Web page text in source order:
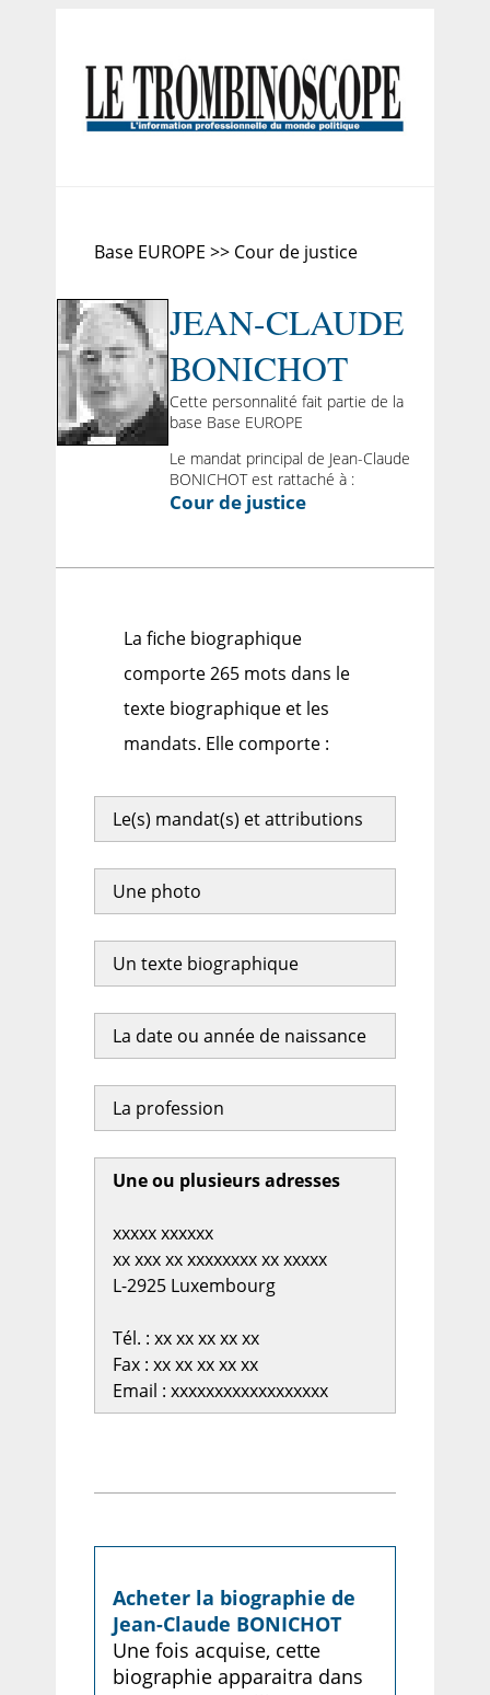
Base EUROPE >> Cour de justice
JEAN-CLAUDE
BONICHOT
Cette personnalité fait partie de la
base Base EUROPE
Le mandat principal de Jean-Claude
BONICHOT est rattaché à :
Cour de justice
La fiche biographique
comporte 265 mots dans le
texte biographique et les
mandats. Elle comporte :
Le(s) mandat(s) et attributions
Une photo
Un texte biographique
La date ou année de naissance
La profession
Une ou plusieurs adresses
xxxxx xxxxxx
xx xxx xx xxxxxxxx xx xxxxx
L-2925 Luxembourg
Tél. : xx xx xx xx xx
Fax : xx xx xx xx xx
Email : xxxxxxxxxxxxxxxxxx
Acheter la biographie de
Jean-Claude BONICHOT
Une fois acquise, cette
biographie apparaitra dans